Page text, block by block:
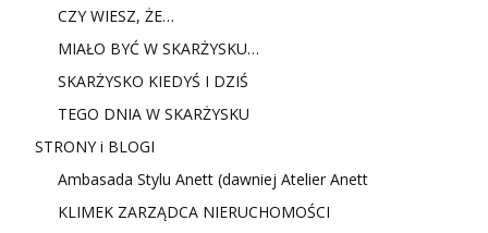
CZY WIESZ, ŻE…
MIAŁO BYĆ W SKARŻYSKU…
SKARŻYSKO KIEDYŚ I DZIŚ
TEGO DNIA W SKARŻYSKU
STRONY i BLOGI
Ambasada Stylu Anett (dawniej Atelier Anett
KLIMEK ZARZĄDCA NIERUCHOMOŚCI